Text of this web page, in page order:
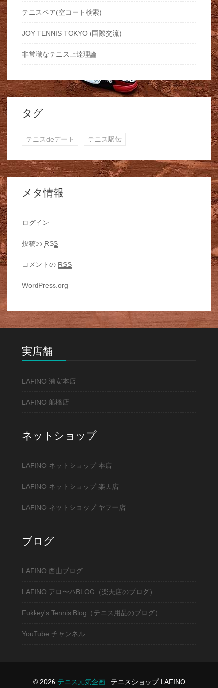
テニスベア(空コート検索)
JOY TENNIS TOKYO (国際交流)
非常識なテニス上達理論
タグ
テニスdeデート テニス駅伝
メタ情報
ログイン
投稿の RSS
コメントの RSS
WordPress.org
実店舗
LAFINO 浦安本店
LAFINO 船橋店
ネットショップ
LAFINO ネットショップ 本店
LAFINO ネットショップ 楽天店
LAFINO ネットショップ ヤフー店
ブログ
LAFINO 西山ブログ
LAFINO アロ〜ハBLOG（楽天店のブログ）
Fukkey's Tennis Blog（テニス用品のブログ）
YouTube チャンネル
© 2026 テニス元気企画. テニスショップ LAFINO